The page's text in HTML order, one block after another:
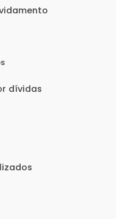
dívidas